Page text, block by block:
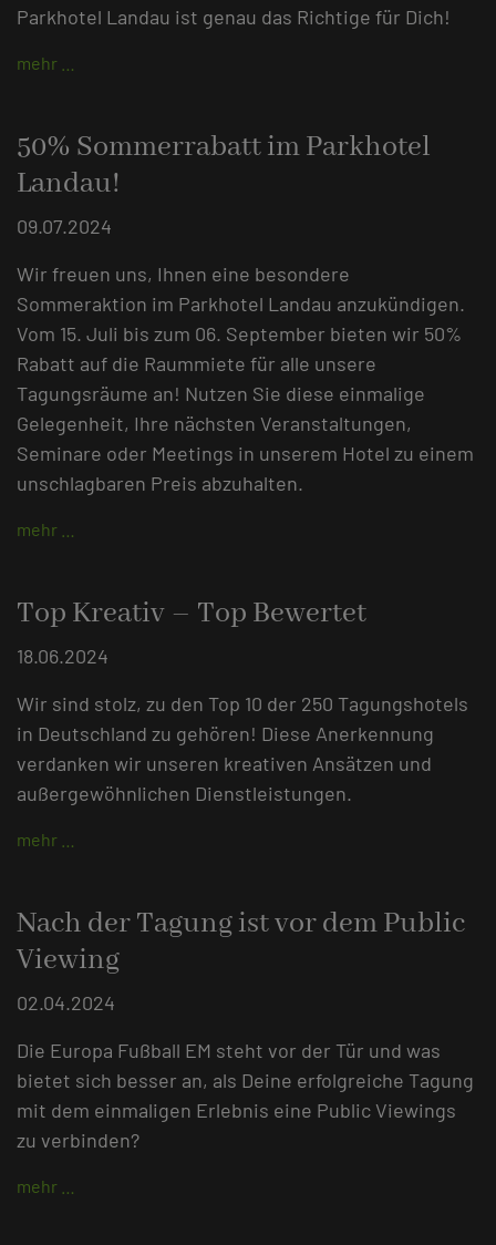
Parkhotel Landau ist genau das Richtige für Dich!
mehr …
50% Sommerrabatt im Parkhotel
Landau!
09.07.2024
Wir freuen uns, Ihnen eine besondere
Sommeraktion im Parkhotel Landau anzukündigen.
Vom 15. Juli bis zum 06. September bieten wir 50%
Rabatt auf die Raummiete für alle unsere
Tagungsräume an! Nutzen Sie diese einmalige
Gelegenheit, Ihre nächsten Veranstaltungen,
Seminare oder Meetings in unserem Hotel zu einem
unschlagbaren Preis abzuhalten.
mehr …
Top Kreativ – Top Bewertet
18.06.2024
Wir sind stolz, zu den Top 10 der 250 Tagungshotels
in Deutschland zu gehören! Diese Anerkennung
verdanken wir unseren kreativen Ansätzen und
außergewöhnlichen Dienstleistungen.
mehr …
Nach der Tagung ist vor dem Public
Viewing
02.04.2024
Die Europa Fußball EM steht vor der Tür und was
bietet sich besser an, als Deine erfolgreiche Tagung
mit dem einmaligen Erlebnis eine Public Viewings
zu verbinden?
mehr …